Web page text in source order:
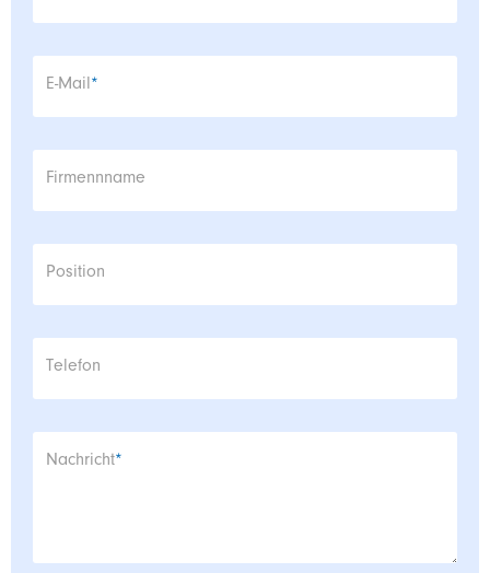
Pflichtfeld
E-Mail*
Firmennname
Position
Telefon
Pflichtfeld
Nachricht*